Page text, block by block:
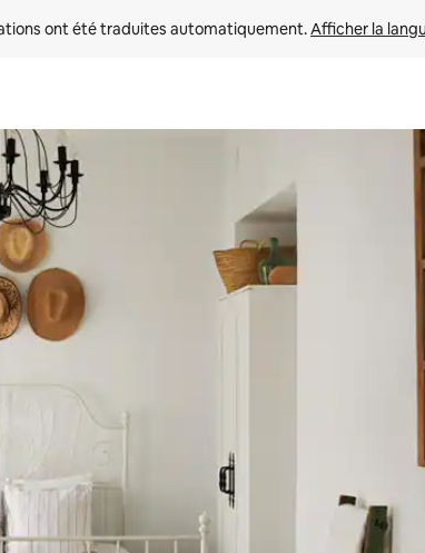
ont été traduites automatiquement. Afficher la
et vers le bas pour les parcourir ou en appuyant et en